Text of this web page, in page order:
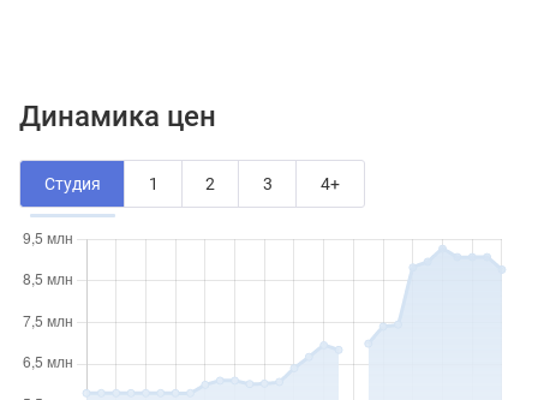
Динамика цен
Студия 1 2 3 4+